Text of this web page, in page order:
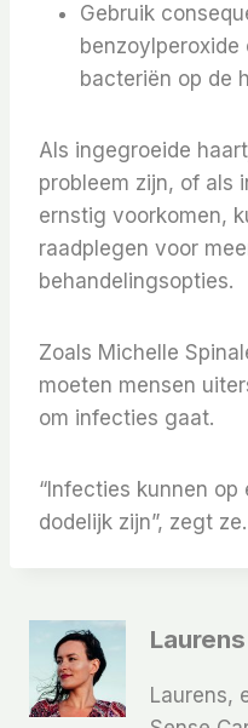
Gebruik
bacteriën op de
Als ingegroeide
probleem zijn, of als
ernstig voorkomen,
raadplegen voor
behandelingsopties.
Zoals Michelle
moeten mensen
om infecties gaat.
“Infecties kunnen
dodelijk zijn”, zegt ze.
Laurens
Laurens,